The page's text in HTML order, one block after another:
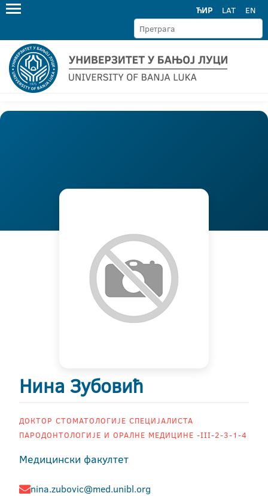
ЋИР LAT EN
Нина Зубовић
ДОКТОР СТОМАТОЛОГИЈЕ СПЕЦИЈАЛИСТА
ПАРОДОНТОЛОГИЈЕ И ОРАЛНЕ МЕДИЦИНЕ -III-2-3-1-4
Медицински факултет
nina.zubovic@med.unibl.org